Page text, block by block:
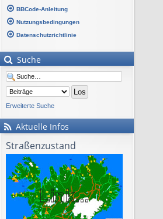
BBCode-Anleitung
Nutzungsbedingungen
Datenschutzrichtlinie
Suche
Erweiterte Suche
Aktuelle Infos
Straßenzustand